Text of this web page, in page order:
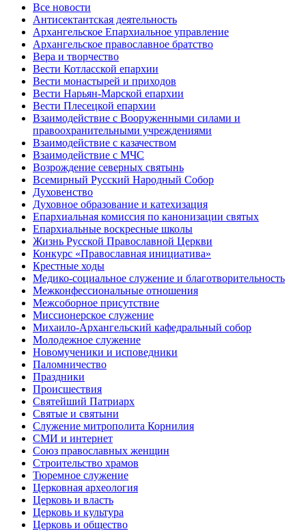
Все новости
Антисектантская деятельность
Архангельское Епархиальное управление
Архангельское православное братство
Вера и творчество
Вести Котласской епархии
Вести монастырей и приходов
Вести Нарьян-Марской епархии
Вести Плесецкой епархии
Взаимодействие с Вооруженными силами и
правоохранительными учреждениями
Взаимодействие с казачеством
Взаимодействие с МЧС
Возрождение северных святынь
Всемирный Русский Народный Собор
Духовенство
Духовное образование и катехизация
Епархиальная комиссия по канонизации святых
Епархиальные воскресные школы
Жизнь Русской Православной Церкви
Конкурс «Православная инициатива»
Крестные ходы
Медико-социальное служение и благотворительность
Межконфессиональные отношения
Межсоборное присутствие
Миссионерское служение
Михаило-Архангельский кафедральный собор
Молодежное служение
Новомученики и исповедники
Паломничество
Праздники
Происшествия
Святейший Патриарх
Святые и святыни
Служение митрополита Корнилия
СМИ и интернет
Союз православных женщин
Строительство храмов
Тюремное служение
Церковная археология
Церковь и власть
Церковь и культура
Церковь и общество